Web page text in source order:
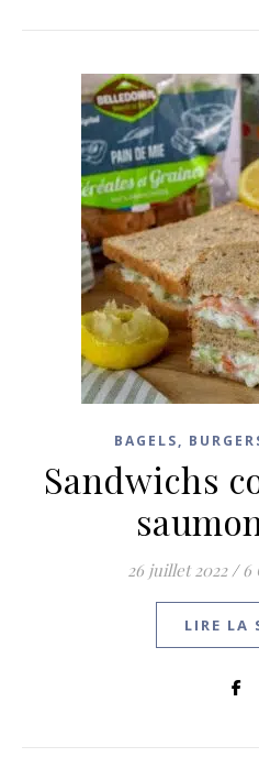
BAGELS,
Sandwichs
26 juillet 2022 / 6
LIRE LA